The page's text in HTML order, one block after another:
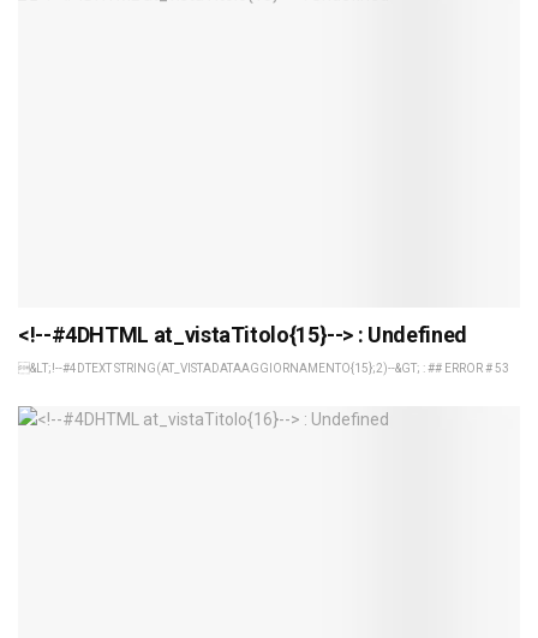
<!--#4DHTML at_vistaTitolo{15}--> : Undefined
&LT;!--#4DTEXT STRING(AT_VISTADATAAGGIORNAMENTO{15};2)--&GT; : ## ERROR # 53